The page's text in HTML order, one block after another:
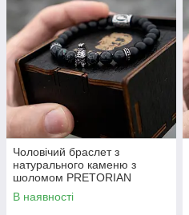
Чоловічий браслет з
натурального каменю з
шоломом PRETORIAN
преміум якість
В наявності